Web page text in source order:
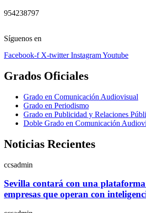
954238797
Síguenos en
Facebook-f X-twitter InstagramYoutube
Grados Oficiales
Grado en Comunicación Audiovisual
Grado en Periodismo
Grado en Publicidad y Relaciones
Doble Grado en Comunicación
Noticias Recientes
ccsadmin
Sevilla contará con una
empresas que operan con